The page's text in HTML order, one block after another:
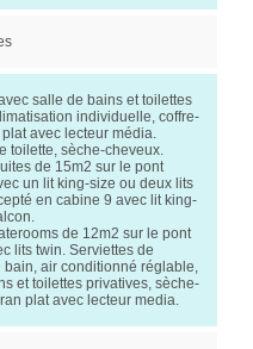
salle de bains et toilettes
individuelle, coffre-
avec lecteur média.
toilette, sèche-cheveux.
de 15m2 sur le pont
un lit king-size ou deux lits
en cabine 9 avec lit king-
de 12m2 sur le pont
lits twin. Serviettes de
bain, air conditionné réglable,
et toilettes privatives, sèche-
plat avec lecteur media.